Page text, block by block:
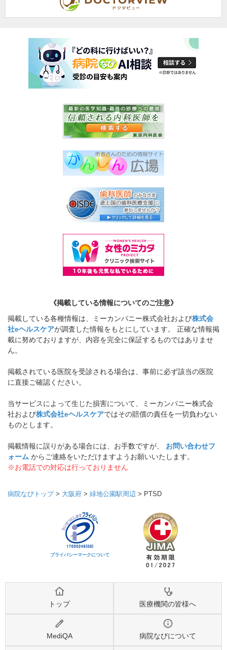
《掲載している情報についてのご注意》
掲載している各種情報は、ミーカンパニー株式会社および株式会
社eヘルスケアが調査した情報をもとにしています。 正確な情報掲
載に努めておりますが、内容を完全に保証するものではありませ
ん。
掲載されている医院を受診される場合は、事前に必ず該当の医院
に直接ご確認ください。
当サービスによって生じた損害について、ミーカンパニー株式会
社および株式会社eヘルスケアではその賠償の責任を一切負わない
ものとします。
掲載情報に誤りがある場合には、お手数ですが、 お問い合わせフ
ォーム からご連絡をいただけますようお願いいたします。
※お電話での対応は行っておりません
病院なびトップ> 大阪府 > 緑地公園駅周辺 > PTSD
プライバシーマークについて
トップ 医療機関の皆様へ
MediQA 病院なびについて